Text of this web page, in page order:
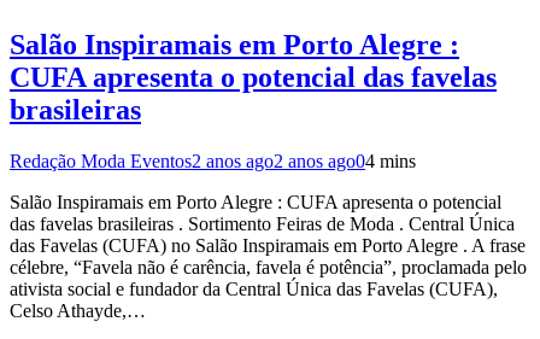
Salão Inspiramais em Porto Alegre :
CUFA apresenta o potencial das favelas
brasileiras
Redação Moda Eventos2 anos ago2 anos ago04 mins
Salão Inspiramais em Porto Alegre : CUFA apresenta o potencial
das favelas brasileiras . Sortimento Feiras de Moda . Central Única
das Favelas (CUFA) no Salão Inspiramais em Porto Alegre . A frase
célebre, “Favela não é carência, favela é potência”, proclamada pelo
ativista social e fundador da Central Única das Favelas (CUFA),
Celso Athayde,…